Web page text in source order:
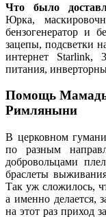
Что было
Юрка,
бензогенератор и
зацепы, подсветки
интернет Starlink,
питания,
Помощь
Римляныни
В церковном
по разным
добровольцами
браслеты
Так уж сложилось,
а именно делается,
на этот раз приход